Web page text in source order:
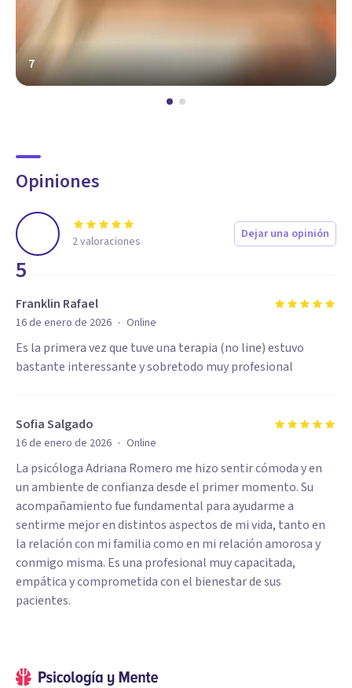
7
Opiniones
5
2valoraciones Dejar una opinión
Franklin Rafael
16 de enero de 2026 · Online
Es la primera vez que tuve una terapia (no line) estuvo
bastante interessante y sobretodo muy profesional
Sofia Salgado
16 de enero de 2026 · Online
La psicóloga Adriana Romero me hizo sentir cómoda y en
un ambiente de confianza desde el primer momento. Su
acompañamiento fue fundamental para ayudarme a
sentirme mejor en distintos aspectos de mi vida, tanto en
la relación con mi familia como en mi relación amorosa y
conmigo misma. Es una profesional muy capacitada,
empática y comprometida con el bienestar de sus
pacientes.